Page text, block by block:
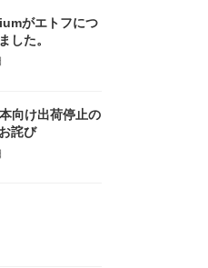
がエトフにつ
した。
向け出荷停止の
詫び